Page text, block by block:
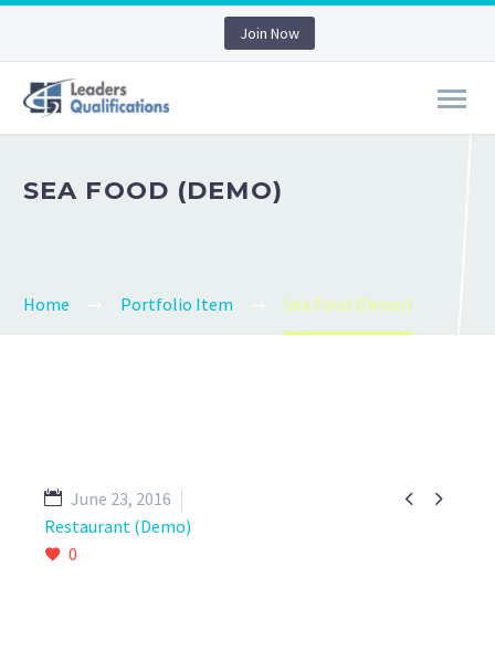
Join Now
SEA FOOD (DEMO)
Home Portfolio Item Sea Food (Demo)
 
June 23, 2016
Restaurant (Demo)
0